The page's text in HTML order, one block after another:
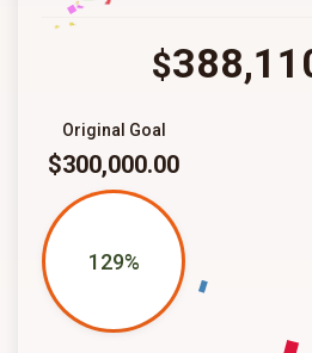
$
Original Goal
$300,000.00
129%